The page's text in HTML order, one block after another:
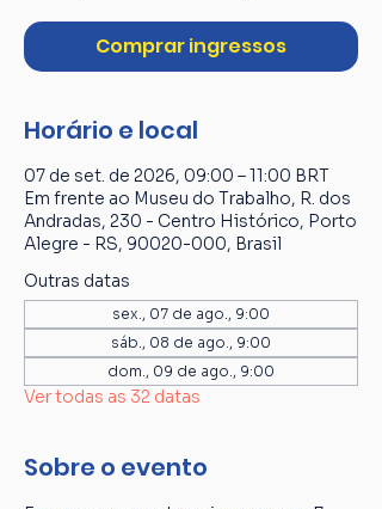
Comprar ingressos
Horário e local
07 de set. de 2026, 09:00 – 11:00 BRT
Em frente ao Museu do Trabalho, R. dos
Andradas, 230 - Centro Histórico, Porto
Alegre - RS, 90020-000, Brasil
Outras datas
sex., 07 de ago., 9:00
sáb., 08 de ago., 9:00
dom., 09 de ago., 9:00
Ver todas as 32 datas
Sobre o evento